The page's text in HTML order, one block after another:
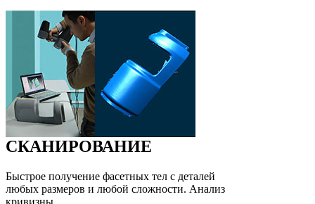
СКАНИРОВАНИЕ
Быстрое получение фасетных тел с деталей
любых размеров и любой сложности. Анализ
кривизны.